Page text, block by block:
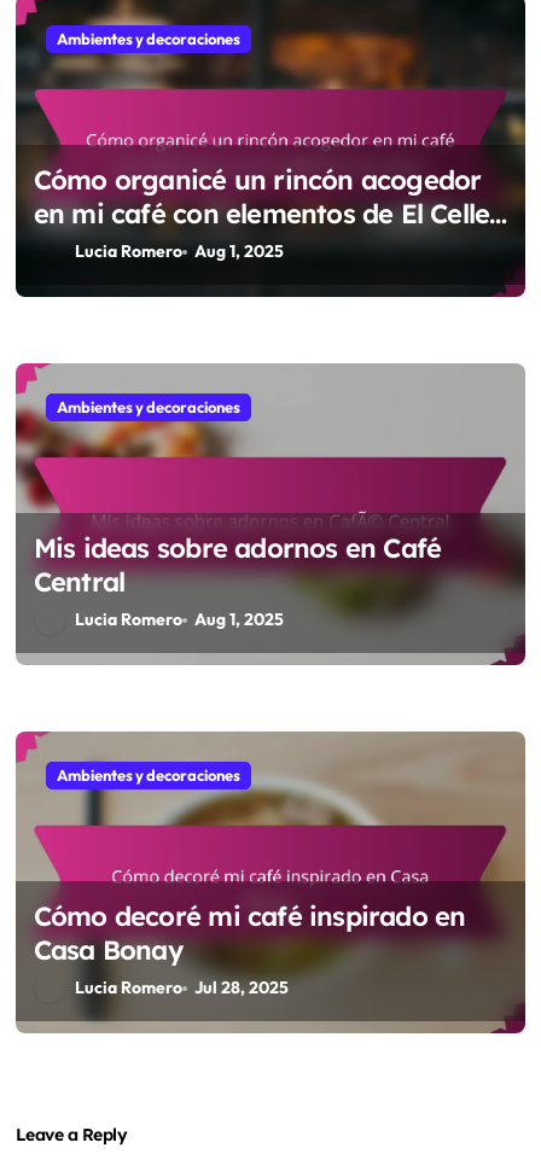
n
Ambientes y decoraciones
Cómo organicé un rincón acogedor
en mi café con elementos de El Celler
de Can Roca
Lucia Romero Aug 1, 2025
Ambientes y decoraciones
Mis ideas sobre adornos en Café
Central
Lucia Romero Aug 1, 2025
Ambientes y decoraciones
Cómo decoré mi café inspirado en
Casa Bonay
Lucia Romero Jul 28, 2025
Leave a Reply